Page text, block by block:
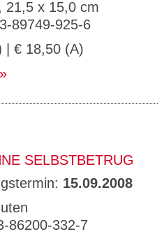
21,5 x 15,0 cm
89749-925-6
| € 18,50 (A)
SELBSTBETRUG
15.09.2008
86200-332-7